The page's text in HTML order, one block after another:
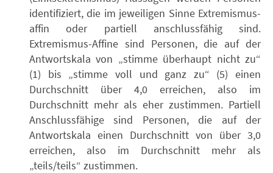
identifiziert, die im jeweiligen Sinne Extremismus-
affin oder partiell anschlussfähig sind.
Extremismus-Affine sind Personen, die auf der
Antwortskala von „stimme überhaupt nicht zu“
(1) bis „stimme voll und ganz zu“ (5) einen
Durchschnitt über 4,0 erreichen, also im
Durchschnitt mehr als eher zustimmen. Partiell
Anschlussfähige sind Personen, die auf der
Antwortskala einen Durchschnitt von über 3,0
erreichen, also im Durchschnitt mehr als
„teils/teils“ zustimmen.